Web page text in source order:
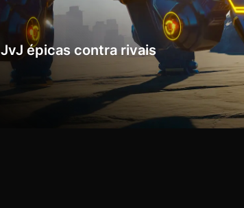
épicas contra rivais